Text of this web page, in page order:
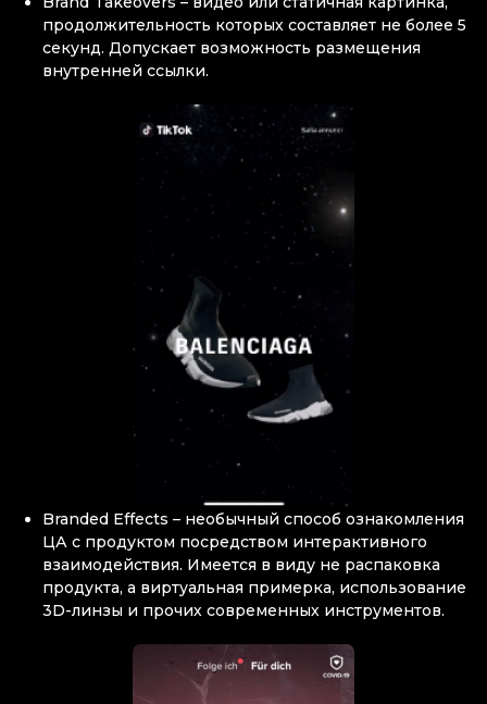
продолжительность которых составляет не более 5
секунд. Допускает возможность размещения
внутренней ссылки.
Branded Effects – необычный способ ознакомления
ЦА с продуктом посредством интерактивного
взаимодействия. Имеется в виду не распаковка
продукта, а виртуальная примерка, использование
3D-линзы и прочих современных инструментов.